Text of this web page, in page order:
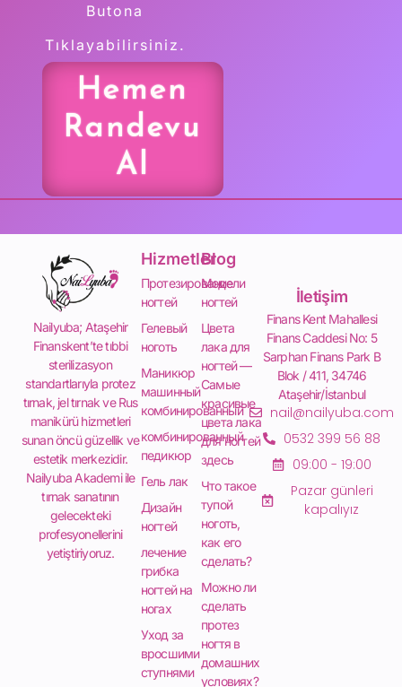
Butona
Tıklayabilirsiniz.
Hemen
Randevu
Al
Nailyuba; Ataşehir
Finanskent’te tıbbi
sterilizasyon
standartlarıyla protez
tırnak, jel tırnak ve Rus
manikürü hizmetleri
sunan öncü güzellik ve
estetik merkezidir.
Nailyuba Akademi ile
tırnak sanatının
gelecekteki
profesyonellerini
yetiştiriyoruz.
Hizmetler
Протезирование
ногтей
Гелевый
ноготь
Маникюр
машинный
комбинированный
комбинированный
педикюр
Гель лак
Дизайн
ногтей
лечение
грибка
ногтей на
ногах
Уход за
вросшими
ступнями
Blog
Модели
ногтей
Цвета
лака для
ногтей —
Самые
красивые
цвета лака
для ногтей
здесь
Что такое
тупой
ноготь,
как его
сделать?
Можно ли
сделать
протез
ногтя в
домашних
условиях?
İletişim
Finans Kent Mahallesi
Finans Caddesi No: 5
Sarphan Finans Park B
Blok / 411, 34746
Ataşehir/İstanbul
nail@nailyuba.com
0532 399 56 88
09:00 - 19:00
Pazar günleri
kapalıyız